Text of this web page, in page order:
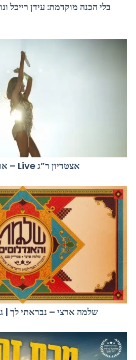
בלי הכנה מוקדמת: עידן רייכל
אודיה – עשר רמות מעליו – Live אצטדיון ר”ג
שלמה ארצי – נבראתי לך |